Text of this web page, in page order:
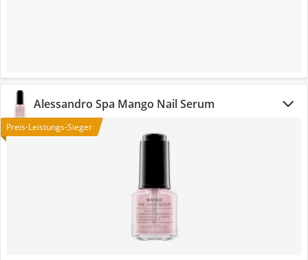
Alessandro Spa Mango Nail Serum
Preis-Leistungs-Sieger